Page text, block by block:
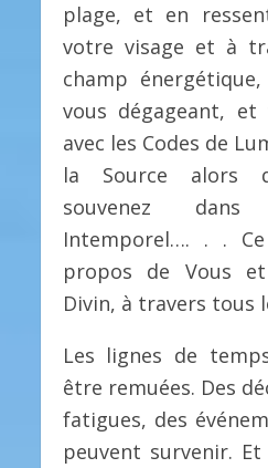
plage, et en
votre visage et à
champ
vous dégageant, et
avec les Codes de
la Source alors
souvenez
Intemporel…. . .
propos de Vous
Divin, à travers tous
Les lignes de
être remuées. Des
fatigues, des
peuvent survenir.